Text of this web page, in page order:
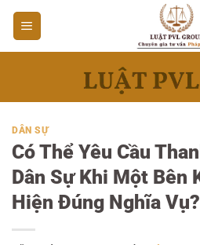
Bỏ
qua
nội
DÂN SỰ
Có Thể Yêu Cầu
Dân Sự Khi Một Bên
Hiện Đúng Nghĩa Vụ?